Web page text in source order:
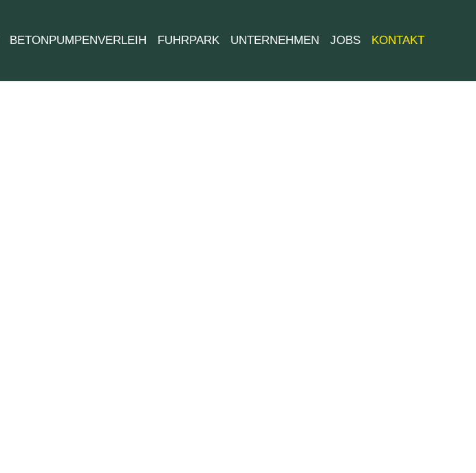
BETONPUMPENVERLEIH FUHRPARK UNTERNEHMEN JOBS KONTAKT